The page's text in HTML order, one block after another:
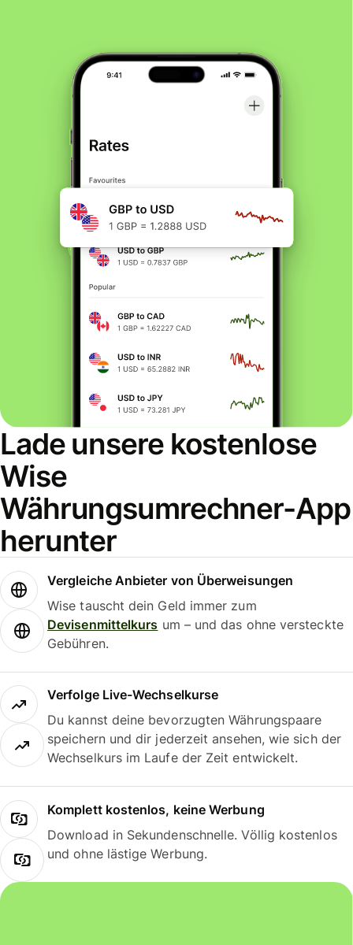
Lade unsere kostenlose
Wise
Währungsumrechner-App
herunter
Vergleiche Anbieter von Überweisungen
Wise tauscht dein Geld immer zum
Devisenmittelkurs um – und das ohne versteckte
Gebühren.
Verfolge Live-Wechselkurse
Du kannst deine bevorzugten Währungspaare
speichern und dir jederzeit ansehen, wie sich der
Wechselkurs im Laufe der Zeit entwickelt.
Komplett kostenlos, keine Werbung
Download in Sekundenschnelle. Völlig kostenlos
und ohne lästige Werbung.